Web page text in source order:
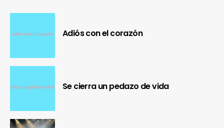
Adiós con el corazón
Se cierra un pedazo de vida